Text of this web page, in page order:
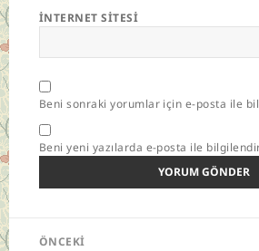
İNTERNET SITESI
Beni sonraki yorumlar için e-posta ile
Beni yeni yazılarda e-posta ile
Yazı
ÖNCEKI